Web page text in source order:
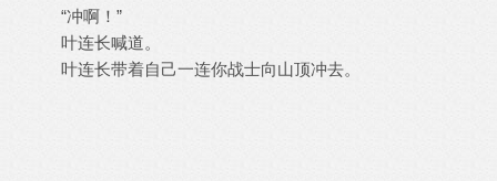
“冲啊！”
叶连长喊道。
叶连长带着自己一连你战士向山顶冲去。